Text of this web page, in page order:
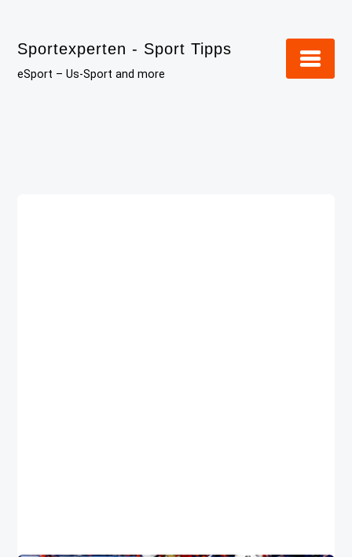
content
Sportexperten - Sport Tipps
eSport – Us-Sport and more